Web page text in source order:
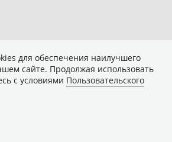
для обеспечения наилучшего
сайте. Продолжая использовать
с условиями Пользовательского